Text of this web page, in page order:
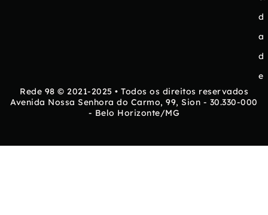
d
a
d
e
Rede 98 © 2021-2025 • Todos os direitos reservados
Avenida Nossa Senhora do Carmo, 99, Sion - 30.330-000
- Belo Horizonte/MG